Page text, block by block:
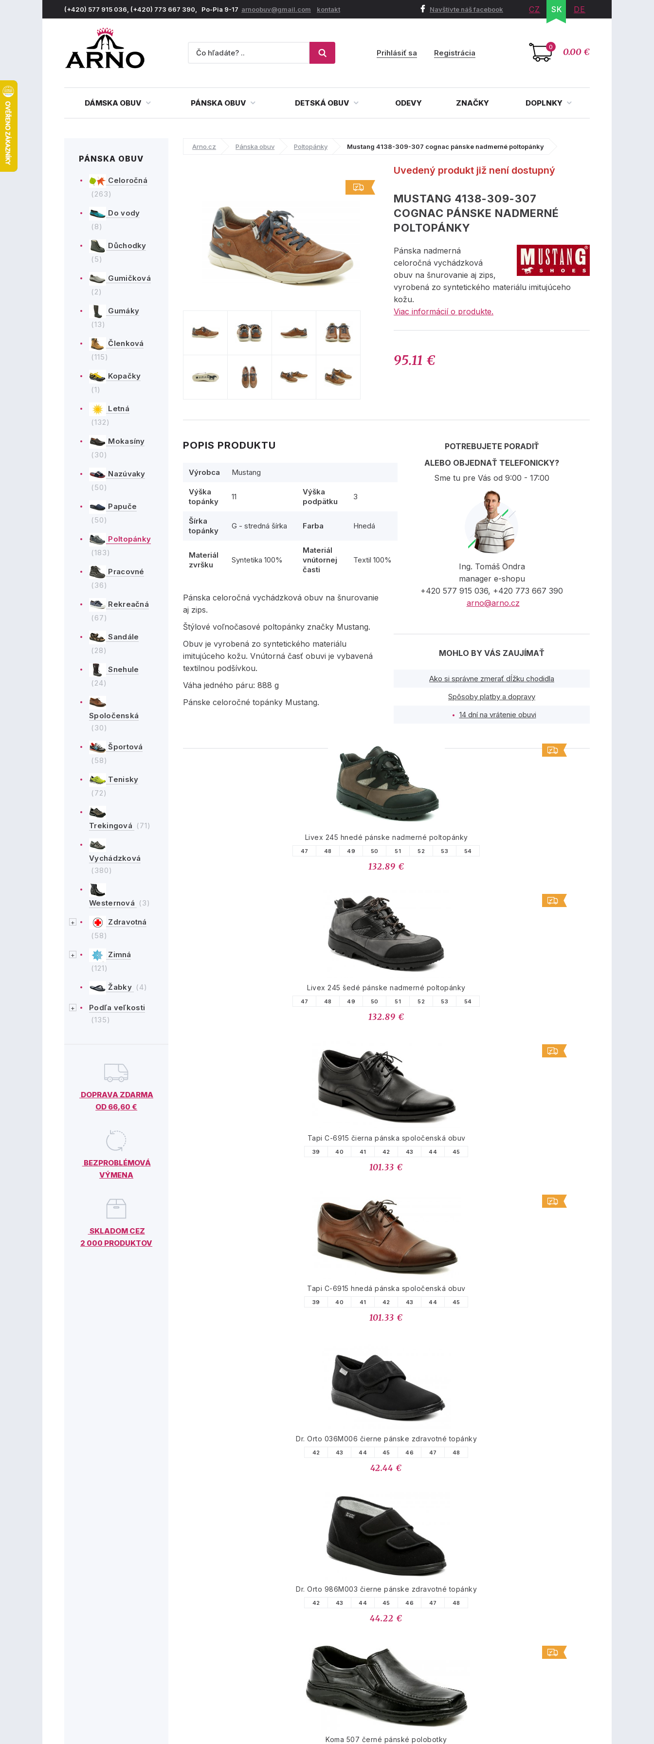
(+420) 577 915 036, (+420) 773 667 390, Po-Pia 9-17 arnoobuv@gmail.com kontakt Navštívte náš facebook CZ SK DE
0 0.00 €
Prihlásiť sa Registrácia
DÁMSKA OBUV PÁNSKA OBUV DETSKÁ OBUV ODEVY ZNAČKY DOPLNKY
PÁNSKA OBUV
Celoročná
(263)
Do vody
(8)
Důchodky
(5)
Gumičková
(2)
Gumáky
(13)
Členková
(115)
Kopačky
(1)
Letná
(132)
Mokasíny
(30)
Nazúvaky
(50)
Papuče
(50)
Poltopánky
(183)
Pracovné
(36)
Rekreačná
(67)
Sandále
(28)
Snehule
(24)
Spoločenská
(30)
Športová
(58)
Tenisky
(72)
Trekingová (71)
Vychádzková
(380)
Westernová (3)
Zdravotná
(58)
Zimná
(121)
Žabky (4)
Podľa veľkosti
(135)
DOPRAVA ZDARMA
OD 66,60 €
BEZPROBLÉMOVÁ
VÝMENA
SKLADOM CEZ
2 000 PRODUKTOV
Arno.cz Pánska obuv Poltopánky Mustang 4138-309-307 cognac pánske nadmerné poltopánky
Uvedený produkt již není dostupný
MUSTANG 4138-309-307
COGNAC PÁNSKE NADMERNÉ
POLTOPÁNKY
Pánska nadmerná
celoročná vychádzková
obuv na šnurovanie aj zips,
vyrobená zo syntetického materiálu imitujúceho
kožu.
Viac informácií o produkte.
95.11 €
POPIS PRODUKTU
Výrobca Mustang
Výška
topánky
11
Výška
podpätku
3
Šírka
topánky
G - stredná šírka Farba Hnedá
Materiál
zvršku
Syntetika 100%
Materiál
vnútornej
časti
Textil 100%
Pánska celoročná vychádzková obuv na šnurovanie
aj zips.
Štýlové voľnočasové poltopánky značky Mustang.
Obuv je vyrobená zo syntetického materiálu
imitujúceho kožu. Vnútorná časť obuvi je vybavená
textilnou podšívkou.
Váha jedného páru: 888 g
Pánske celoročné topánky Mustang.
POTREBUJETE PORADIŤ
ALEBO OBJEDNAŤ TELEFONICKY?
Sme tu pre Vás od 9:00 - 17:00
Ing. Tomáš Ondra
manager e-shopu
+420 577 915 036, +420 773 667 390
arno@arno.cz
MOHLO BY VÁS ZAUJÍMAŤ
Ako si správne zmerať dĺžku chodidla
Spôsoby platby a dopravy
14 dní na vrátenie obuvi
PODOBNÉ PRODUKTY
Livex 245 hnedé pánske nadmerné poltopánky
47 48 49 50 51 52 53 54
132.89 €
Livex 245 šedé pánske nadmerné poltopánky
47 48 49 50 51 52 53 54
132.89 €
Tapi C-6915 čierna pánska spoločenská obuv
39 40 41 42 43 44 45
101.33 €
Tapi C-6915 hnedá pánska spoločenská obuv
39 40 41 42 43 44 45
101.33 €
Dr. Orto 036M006 čierne pánske zdravotné topánky
42 43 44 45 46 47 48
42.44 €
Dr. Orto 986M003 čierne pánske zdravotné topánky
42 43 44 45 46 47 48
44.22 €
Koma 507 černé pánské polobotky